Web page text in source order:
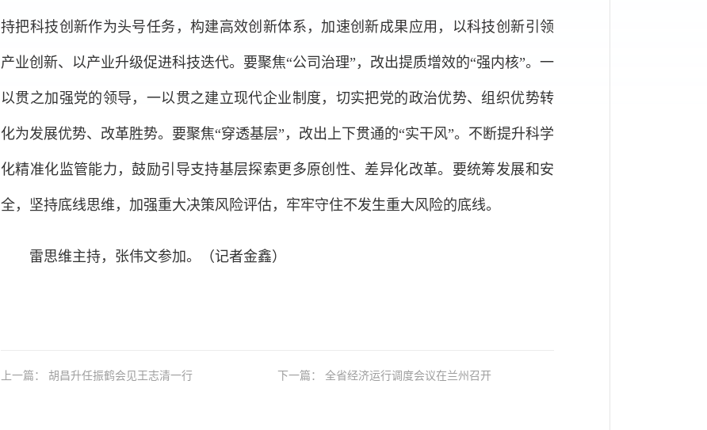
持把科技创新作为头号任务，构建高效创新体系，加速创新成果应用，以科技创新引领
产业创新、以产业升级促进科技迭代。要聚焦“公司治理”，改出提质增效的“强内核”。一
以贯之加强党的领导，一以贯之建立现代企业制度，切实把党的政治优势、组织优势转
化为发展优势、改革胜势。要聚焦“穿透基层”，改出上下贯通的“实干风”。不断提升科学
化精准化监管能力，鼓励引导支持基层探索更多原创性、差异化改革。要统筹发展和安
全，坚持底线思维，加强重大决策风险评估，牢牢守住不发生重大风险的底线。
雷思维主持，张伟文参加。（记者金鑫）
上一篇： 胡昌升任振鹤会见王志清一行 下一篇： 全省经济运行调度会议在兰州召开